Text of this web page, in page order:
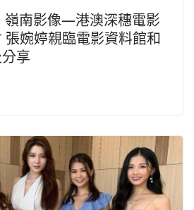
嶺南影像—港澳深穗電影
張婉婷親臨電影資料館和
享